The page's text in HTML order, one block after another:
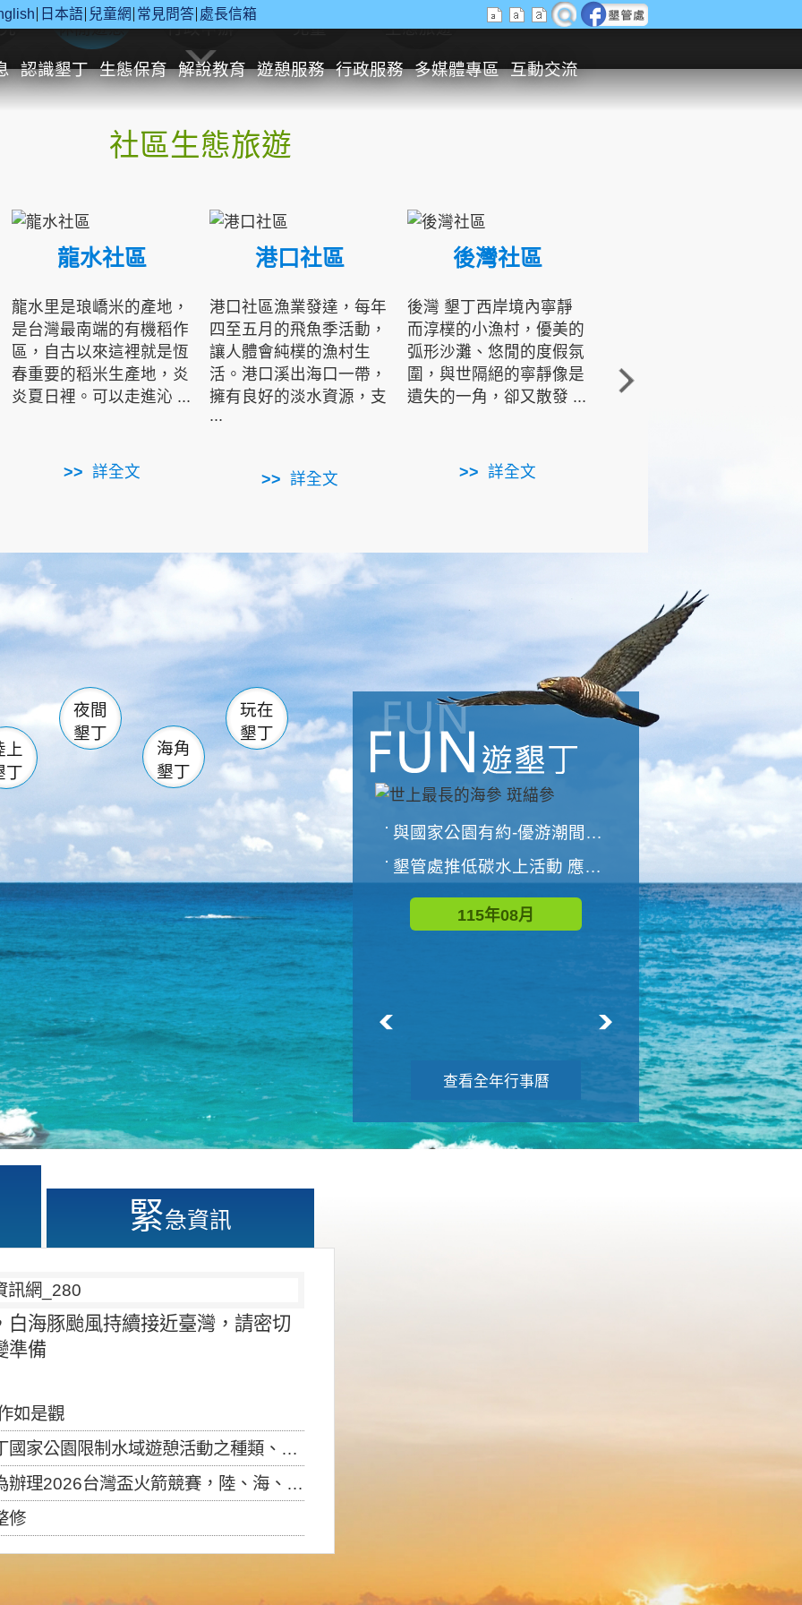
日本語 兒童網 常見問答 處長信箱
認識墾丁 生態保育 解說教育 遊憩服務 行政服務 多媒體專區 互動交流
休閒遊憩 行政申辦 兒童 生態旅遊
社區生態旅遊
龍水社區
龍水里是琅嶠米的產地，
是台灣最南端的有機稻作
區，自古以來這裡就是恆
春重要的稻米生產地，炎
炎夏日裡。可以走進沁 ...
詳全文
港口社區
港口社區漁業發達，每年
四至五月的飛魚季活動，
讓人體會純樸的漁村生
活。港口溪出海口一帶，
擁有良好的淡水資源，支
...
詳全文
後灣社區
後灣 墾丁西岸境內寧靜
而淳樸的小漁村，優美的
弧形沙灘、悠閒的度假氛
圍，與世隔絕的寧靜像是
遺失的一角，卻又散發 ...
詳全文
角的端點，冬季海浪拍打
著礁岸，旺盛的侵蝕作
南仁湖
滿州 佳樂水
森林遊樂區
墾管處遊客中心
社頂公園 風吹沙
船帆石 龍磐公園
香蕉灣 龍坑
鵝鑾鼻
上
丁
夜間
墾丁
海角
墾丁
玩在
墾丁
與國家公園有約-優游潮間探險者
墾管處推低碳水上活動 應屆畢業生限額免費參加
115年08月
世界地球清潔日 墾管處辦理「2026年墾丁國家公園沙灘淨灘活動
115年09月
查看全年行事曆
緊急資訊
海豚颱風持續接近臺灣，請密切
準備
如是觀
制水域遊憩活動之種類、範圍、時間及行為」，自即日生效。
盃火箭競賽，陸、海、空域警戒及協調相關事宜，因颱風備案事宜
修